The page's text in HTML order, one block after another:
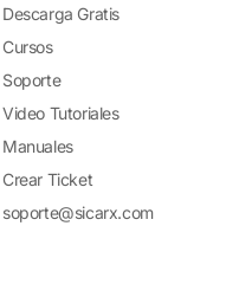
Descarga Gratis
Cursos
Soporte
Video Tutoriales
Manuales
Crear Ticket
soporte@sicarx.com